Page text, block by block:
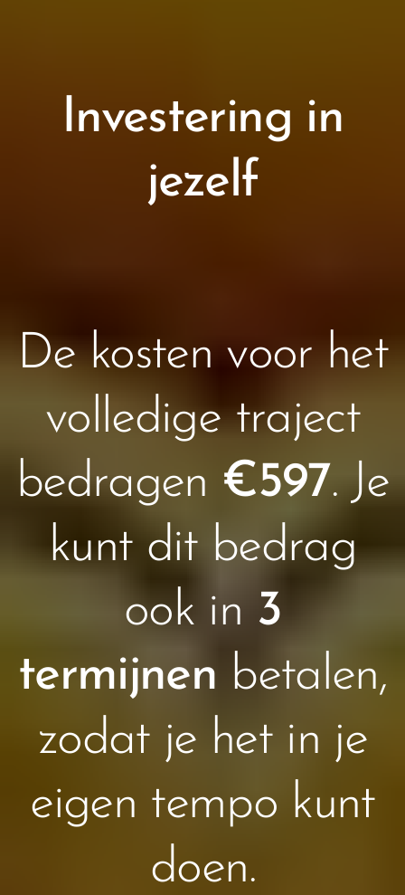
Investering in
jezelf
De kosten voor het
volledige traject
bedragen €597. Je
kunt dit bedrag
ook in 3
termijnen betalen,
zodat je het in je
eigen tempo kunt
doen.